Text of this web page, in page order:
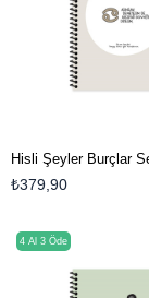
₺379,90
4 Al 3 Öde